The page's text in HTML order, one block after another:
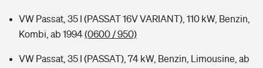
VW Passat, 35 I (PASSAT 16V VARIANT), 110 kW, Benzin,
Kombi, ab 1994(0600 / 950)
VW Passat, 35 I (PASSAT), 74 kW, Benzin, Limousine, ab